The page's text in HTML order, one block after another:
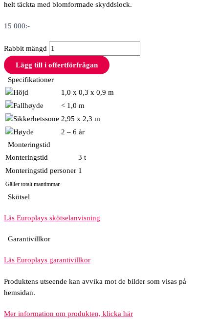
helt täckta med blomformade skyddslock.
15 000:-
Rabbit mängd
Lägg till i offertförfrågan
Specifikationer
1,0 x 0,3 x 0,9 m
< 1,0 m
2,95 x 2,3 m
2 – 6 år
Monteringstid
Monteringstid
3 t
Monteringstid personer 1
Gäller totalt mantimmar.
Skötsel
Läs Europlays skötselanvisning
Garantivillkor
Läs Europlays garantivillkor
Produktens utseende kan avvika mot de bilder som visas på
hemsidan.
Mer information om produkten, klicka här